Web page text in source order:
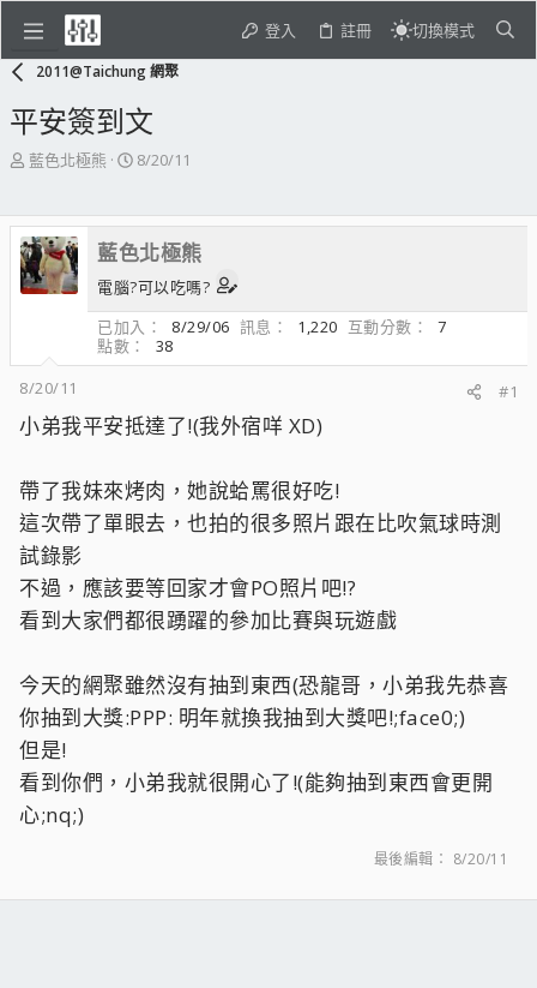
登入 註冊 切換模式
2011@Taichung 網聚
平安簽到文
主
起
人
藍色北極熊
開
期
8/20/11
藍色北極熊
電腦?可以吃嗎?
已加入
8/29/06 訊息 1,220 互動分數
7
點數
38
8/20/11
#1
小弟我平安抵達了!(我外宿咩 XD)
帶了我妹來烤肉，她說蛤罵很好吃!
這次帶了單眼去，也拍的很多照片跟在比吹氣球時測
試錄影
不過，應該要等回家才會PO照片吧!?
看到大家們都很踴躍的參加比賽與玩遊戲
今天的網聚雖然沒有抽到東西(恐龍哥，小弟我先恭喜
你抽到大獎:PPP: 明年就換我抽到大獎吧!;face0;)
但是!
看到你們，小弟我就很開心了!(能夠抽到東西會更開
心;nq;)
最後編輯： 8/20/11